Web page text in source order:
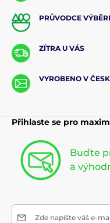
PRŮVODCE
ZÍTRA U VÁS
VYROBENO V
Přihlaste se pro
Buďte
a
Zde napište váš e-